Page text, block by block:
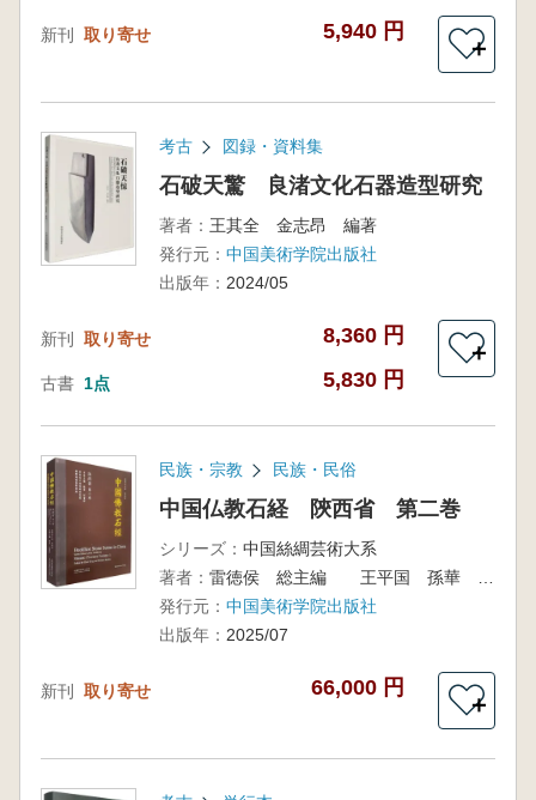
新刊 取り寄せ 5,940 円
＋
考古 図録・資料集
石破天驚 良渚文化石器造型研究
著者： 王其全 金志昂 編著
発行元： 中国美術学院出版社
出版年： 2024/05
新刊 取り寄せ 8,360 円
古書 1点 5,830 円
＋
民族・宗教 民族・民俗
中国仏教石経 陝西省 第二巻
シリーズ： 中国絲綢芸術大系
著者：
発行元： 中国美術学院出版社
出版年： 2025/07
新刊 取り寄せ 66,000 円
＋